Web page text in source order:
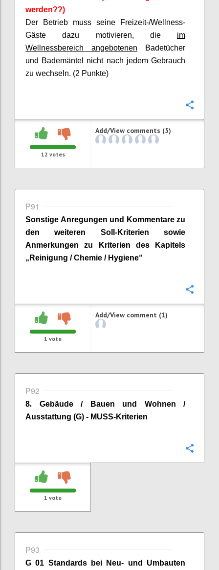
werden??)
Der Betrieb muss seine Freizeit-/Wellness-
Gäste dazu motivieren, die im
Wellnessbereich angebotenen Badetücher
und Bademäntel nicht nach jedem Gebrauch
zu wechseln. (2 Punkte)
12 votes
Add/View comments (5)
P91
Sonstige Anregungen und Kommentare zu
den weiteren Soll-Kriterien sowie
Anmerkungen zu Kriterien des Kapitels
„ Reinigung / Chemie / Hygiene“
1 vote
Add/View comment (1)
P92
8. Gebäude / Bauen und Wohnen /
Ausstattung (G) - MUSS-Kriterien
1 vote
P93
G 01 Standards bei Neu- und Umbauten